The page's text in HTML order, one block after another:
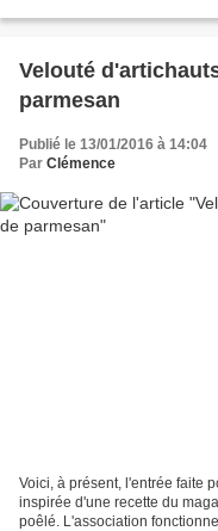
Velouté
parmesan
Publié le 13/01/2016 à 14:04
Par Clémence
Voici, à présent, l'entrée faite
inspirée d'une recette du
poêlé. L'association